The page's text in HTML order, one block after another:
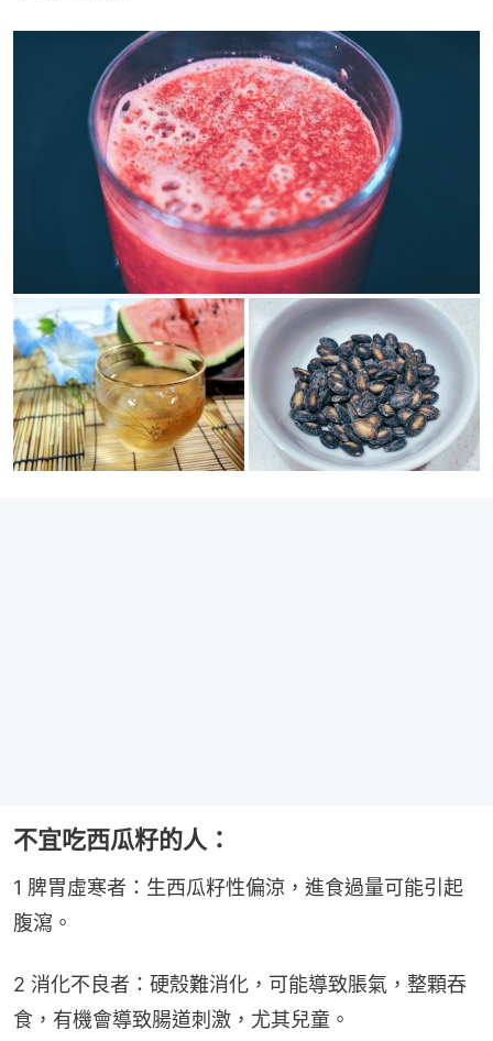
不宜吃西瓜籽的人：
1 脾胃虛寒者：生西瓜籽性偏涼，進食過量可能引起
腹瀉。
2 消化不良者：硬殼難消化，可能導致脹氣，整顆吞
食，有機會導致腸道刺激，尤其兒童。